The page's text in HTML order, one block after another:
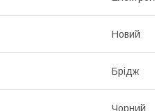
Новий
Брідж
Чорний